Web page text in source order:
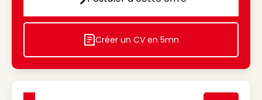
Postuler à cette offre
Icon decorative
Créer un CV en 5mn